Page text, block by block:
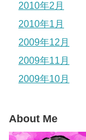
2010年2月
2010年1月
2009年12月
2009年11月
2009年10月
About Me